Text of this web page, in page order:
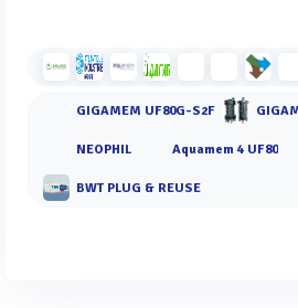
GIGAMEM UF80G-S2F
NEOPHIL Aquamem 4 UF80
BWT PLUG & REUSE